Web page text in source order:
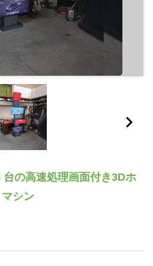
の高速処理画面付き3Dホ
シン